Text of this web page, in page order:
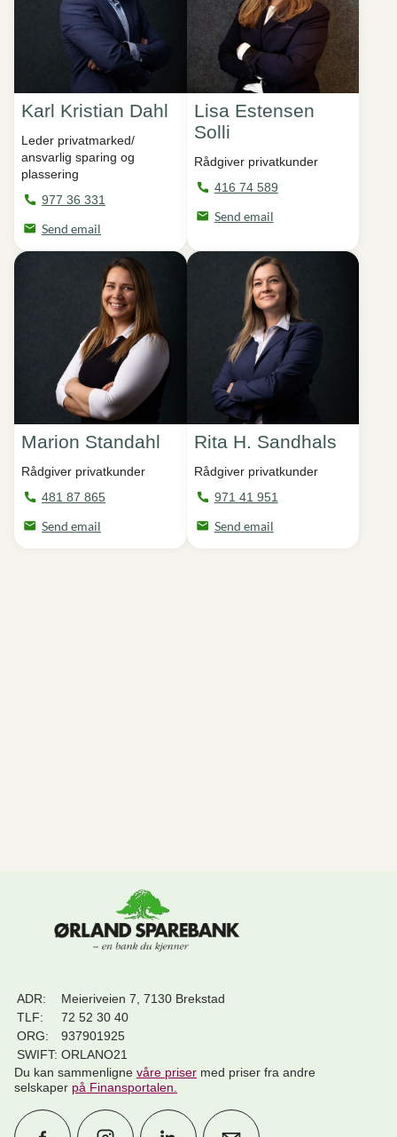
Karl Kristian Dahl
Leder privatmarked/
ansvarlig sparing og
plassering
977 36 331
Send email
Lisa Estensen
Solli
Rådgiver privatkunder
416 74 589
Send email
Marion Standahl
Rådgiver privatkunder
481 87 865
Send email
Rita H. Sandhals
Rådgiver privatkunder
971 41 951
Send email
ADR:
Meieriveien 7, 7130 Brekstad
TLF:
72 52 30 40
ORG:
937901925
SWIFT: ORLANO21
Du kan sammenligne våre priser med priser fra andre
selskaper på Finansportalen